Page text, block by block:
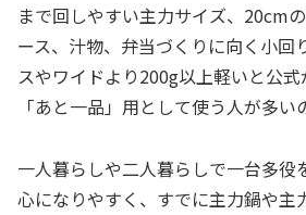
まで回しやすい主力サイズ、20cm
ース、汁物、弁当づくりに向く小回
スやワイドより200g以上軽いと公式
「あと一品」用として使う人が多い
一人暮らしや二人暮らしで一台多役
心になりやすく、すでに主力鍋や主